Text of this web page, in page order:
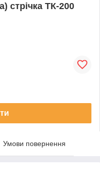
стрічка ТК-200
Умови повернення